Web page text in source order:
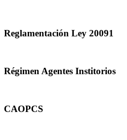
Reglamentación Ley 20091
Régimen Agentes Institorios
CAOPCS